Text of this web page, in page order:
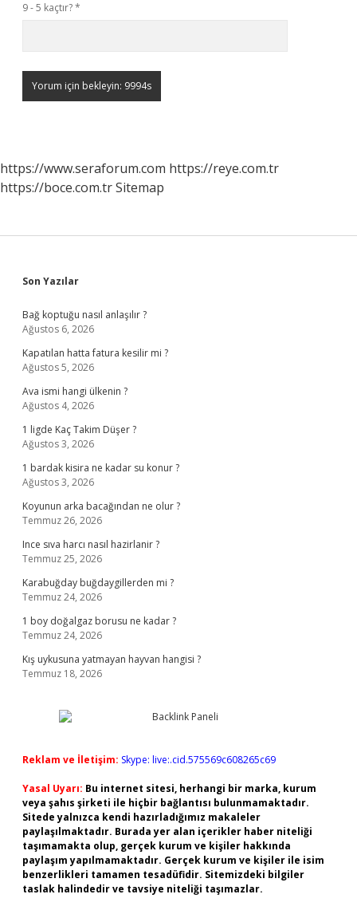
9 - 5 kaçtır?*
https://www.seraforum.com https://reye.com.tr
https://boce.com.trSitemap
Sidebar
Son Yazılar
Bağ koptuğu nasıl anlaşılır ?
Ağustos 6, 2026
Kapatılan hatta fatura kesilir mi ?
Ağustos 5, 2026
Ava ismi hangi ülkenin ?
Ağustos 4, 2026
1 ligde Kaç Takim Düşer ?
Ağustos 3, 2026
1 bardak kisira ne kadar su konur ?
Ağustos 3, 2026
Koyunun arka bacağından ne olur ?
Temmuz 26, 2026
Ince sıva harcı nasıl hazirlanir ?
Temmuz 25, 2026
Karabuğday buğdaygillerden mi ?
Temmuz 24, 2026
1 boy doğalgaz borusu ne kadar ?
Temmuz 24, 2026
Kış uykusuna yatmayan hayvan hangisi ?
Temmuz 18, 2026
Reklam ve İletişim: Skype: live:.cid.575569c608265c69
Yasal Uyarı: Bu internet sitesi, herhangi bir marka, kurum
veya şahıs şirketi ile hiçbir bağlantısı bulunmamaktadır.
Sitede yalnızca kendi hazırladığımız makaleler
paylaşılmaktadır. Burada yer alan içerikler haber niteliği
taşımamakta olup, gerçek kurum ve kişiler hakkında
paylaşım yapılmamaktadır. Gerçek kurum ve kişiler ile isim
benzerlikleri tamamen tesadüfidir. Sitemizdeki bilgiler
taslak halindedir ve tavsiye niteliği taşımazlar.